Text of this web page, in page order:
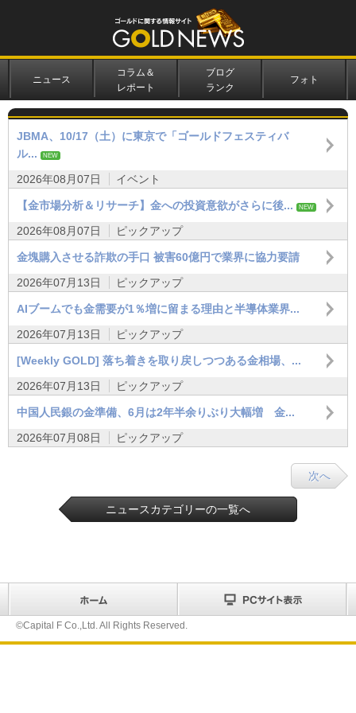
ニュース
コラム＆
レポート
ブログ
ランク
フォト
JBMA、10/17（土）に東京で「ゴールドフェスティバ
ル...
NEW
2026年08月07日 イベント
【金市場分析＆リサーチ】金への投資意欲がさらに後... NEW
2026年08月07日 ピックアップ
金塊購入させる詐欺の手口 被害60億円で業界に協力要請
2026年07月13日
ピックアップ
AIブームでも金需要が1％増に留まる理由と半導体業界...
2026年07月13日
ピックアップ
[Weekly GOLD] 落ち着きを取り戻しつつある金相場、...
2026年07月13日
ピックアップ
中国人民銀の金準備、6月は2年半余りぶり大幅増 金...
2026年07月08日
ピックアップ
次へ
ニュースカテゴリーの一覧へ
©Capital F Co.,Ltd. All Rights Reserved.